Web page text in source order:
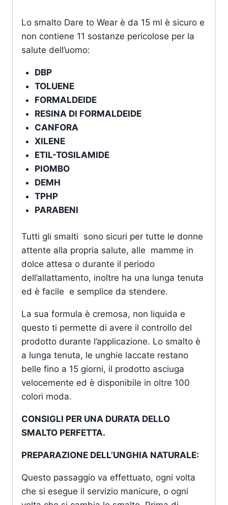
Lo smalto Dare to Wear è da 15 ml è sicuro e
non contiene 11 sostanze pericolose per la
salute dell’uomo:
DBP
TOLUENE
FORMALDEIDE
RESINA DI FORMALDEIDE
CANFORA
XILENE
ETIL-TOSILAMIDE
PIOMBO
DEMH
TPHP
PARABENI
Tutti gli smalti sono sicuri per tutte le donne
attente alla propria salute, alle mamme in
dolce attesa o durante il periodo
dell’allattamento, inoltre ha una lunga tenuta
ed è facile e semplice da stendere.
La sua formula è cremosa, non liquida e
questo ti permette di avere il controllo del
prodotto durante l’applicazione. Lo smalto è
a lunga tenuta, le unghie laccate restano
belle fino a 15 giorni, il prodotto asciuga
velocemente ed è disponibile in oltre 100
colori moda.
CONSIGLI PER UNA DURATA DELLO
SMALTO PERFETTA.
PREPARAZIONE DELL’UNGHIA NATURALE:
Questo passaggio va effettuato, ogni volta
che si esegue il servizio manicure, o ogni